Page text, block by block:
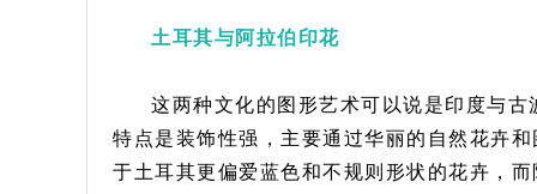
土耳其与阿拉伯印花
这两种文化的图形艺术可以说是印度与
特点是装饰性强，主要通过华丽的自然花卉
于土耳其更偏爱蓝色和不规则形状的花卉，